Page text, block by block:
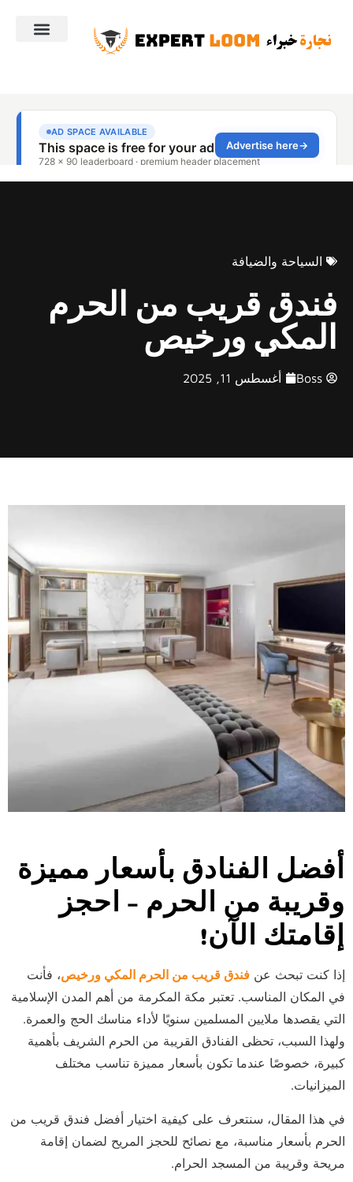
السياحة والضيافة
فندق قريب من الحرم
المكي ورخيص
Boss أغسطس 11, 2025
أفضل الفنادق بأسعار مميزة
وقريبة من الحرم – احجز
إقامتك الآن!
إذا كنت تبحث عن فندق قريب من الحرم المكي ورخيص، فأنت
في المكان المناسب. تعتبر مكة المكرمة من أهم المدن الإسلامية
التي يقصدها ملايين المسلمين سنويًا لأداء مناسك الحج والعمرة.
ولهذا السبب، تحظى الفنادق القريبة من الحرم الشريف بأهمية
كبيرة، خصوصًا عندما تكون بأسعار مميزة تناسب مختلف
الميزانيات.
في هذا المقال، سنتعرف على كيفية اختيار أفضل فندق قريب من
الحرم بأسعار مناسبة، مع نصائح للحجز المريح لضمان إقامة
مريحة وقريبة من المسجد الحرام.